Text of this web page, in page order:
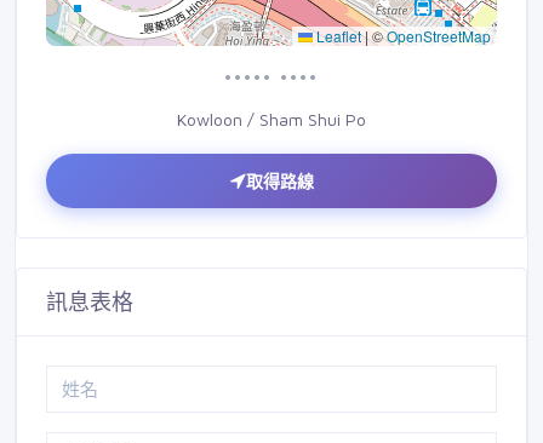
Leaflet|©OpenStreetMap
••••• ••••
Kowloon / Sham Shui Po
取得路線
訊息表格